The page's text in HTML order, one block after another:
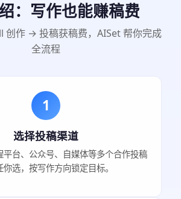
：写作也能赚稿费
创作 → 投稿获稿费，AISet 帮你完成
全流程
1
选择投稿渠道
平台、公众号、自媒体等多个合作投稿
你选，按写作方向锁定目标。